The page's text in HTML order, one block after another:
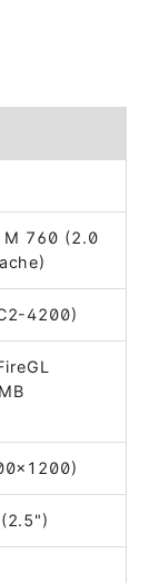
M 760 (2.0
4200)
(2.5")